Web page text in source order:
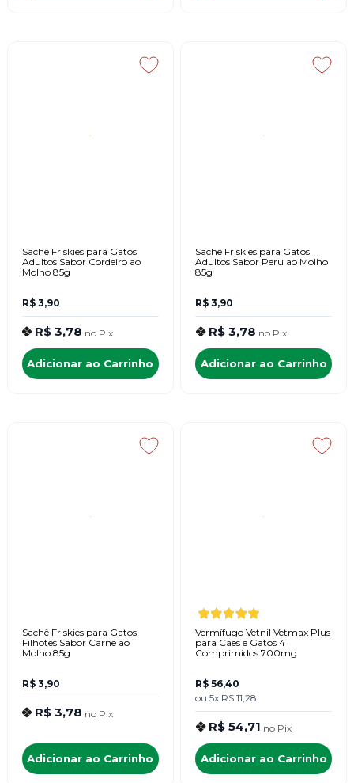
Sachê Friskies para Gatos
Adultos Sabor Cordeiro ao
Molho 85g
R$ 3,90
R$ 3,78 no Pix
Adicionar ao Carrinho
Sachê Friskies para Gatos
Adultos Sabor Peru ao Molho
85g
R$ 3,90
R$ 3,78 no Pix
Adicionar ao Carrinho
Sachê Friskies para Gatos
Filhotes Sabor Carne ao
Molho 85g
R$ 3,90
R$ 3,78 no Pix
Adicionar ao Carrinho
Vermífugo Vetnil Vetmax Plus
para Cães e Gatos 4
Comprimidos 700mg
R$ 56,40
ou 5x R$ 11,28
R$ 54,71 no Pix
Adicionar ao Carrinho